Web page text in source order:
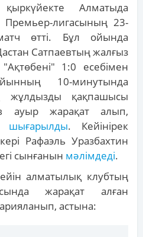
Алматыда
Премьер-лигасының 23-
өтті. Бұл ойында
Сатпаевтың жалғыз
1:0 есебімен
10-минутында
жұлдызды қақпашысы
ауыр жарақат алып,
шығарылды. Кейінірек
Рафаэль Уразбахтин
сынғанын мәлімдеді.
алматылық клубтың
жарақат алған
астына: